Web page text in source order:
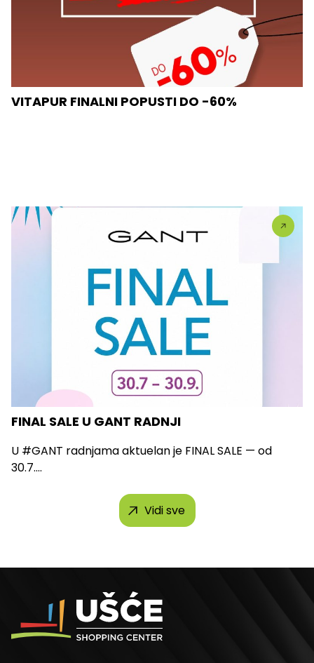
VITAPUR FINALNI POPUSTI DO -60%
FINAL SALE U GANT RADNJI
U #GANT radnjama aktuelan je FINAL SALE — od
30.7....
Vidi sve